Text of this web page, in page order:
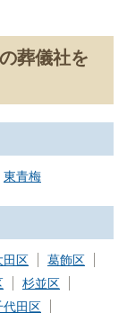
葬儀社を
東青梅
田区
葛飾区
杉並区
代田区